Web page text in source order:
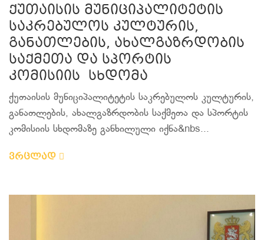
ქუთაისის მუნიციპალიტეტის
საკრებულოს კულტურის,
განათლების, ახალგაზრდობის
საქმეთა და სპორტის
კომისიის სხდომა
ქუთაისის მუნიციპალიტეტის საკრებულოს კულტურის,
განათლების, ახალგაზრდობის საქმეთა და სპორტის
კომისიის სხდომაზე განხილული იქნა&nbs...
ვრცლად